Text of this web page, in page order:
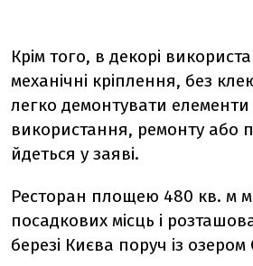
Крім того, в декорі
механічні кріплення, без
легко демонтувати
використання, ремонту або
йдеться у заяві.
Ресторан площею 480 кв. м
посадкових місць і
березі Києва поруч із